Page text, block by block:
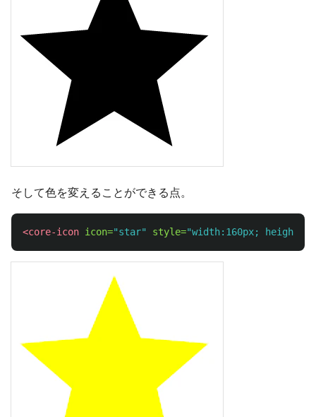
そして色を変えることができる点。
<core-icon icon="star" style="width:160px;